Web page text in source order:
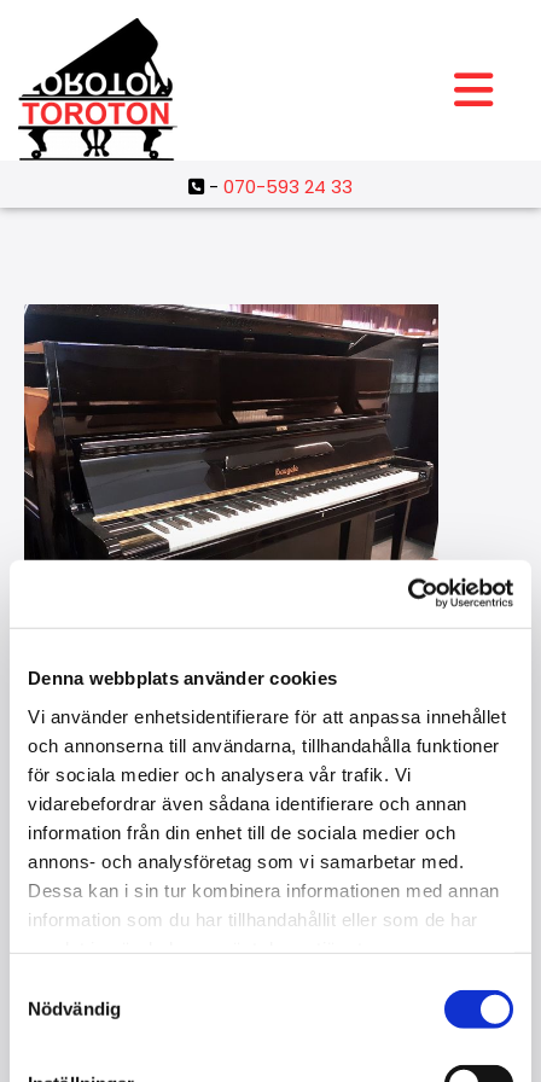
Denna webbplats använder cookies
Vi använder enhetsidentifierare för att anpassa innehållet
och annonserna till användarna, tillhandahålla funktioner
för sociala medier och analysera vår trafik. Vi
vidarebefordrar även sådana identifierare och annan
information från din enhet till de sociala medier och
annons- och analysföretag som vi samarbetar med.
Dessa kan i sin tur kombinera informationen med annan
information som du har tillhandahållit eller som de har
Nödvändig
- 070-593 24 33
HAEGELE 125 / PIANO, S /
NYSKICK
I lager
Storlek: 125 cm